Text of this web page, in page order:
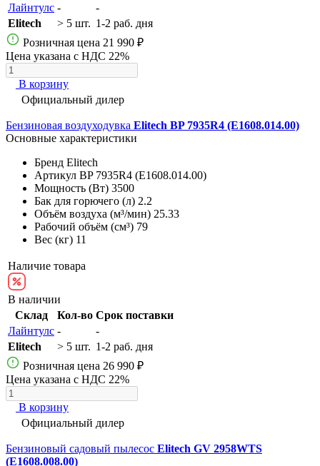
Лайнтулс -
-
Elitech
> 5 шт. 1-2 раб. дня
Розничная цена 21 990 ₽
Цена указана с НДС 22%
В корзину
Официальный дилер
Бензиновая воздуходувка Elitech BP 7935R4 (E1608.014.00)
Основные характеристики
Бренд Elitech
Артикул BP 7935R4 (E1608.014.00)
Мощность (Вт) 3500
Бак для горючего (л) 2.2
Объём воздуха (м³/мин) 25.33
Рабочий объём (см³) 79
Вес (кг) 11
Наличие товара
В наличии
Склад
Кол-во Срок поставки
Лайнтулс -
-
Elitech
> 5 шт. 1-2 раб. дня
Розничная цена 26 990 ₽
Цена указана с НДС 22%
В корзину
Официальный дилер
Бензиновый садовый пылесос Elitech GV 2958WTS
(E1608.008.00)